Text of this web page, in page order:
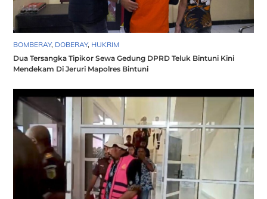
BOMBERAY, DOBERAY, HUKRIM
Dua Tersangka Tipikor Sewa Gedung DPRD Teluk Bintuni Kini
Mendekam Di Jeruri Mapolres Bintuni